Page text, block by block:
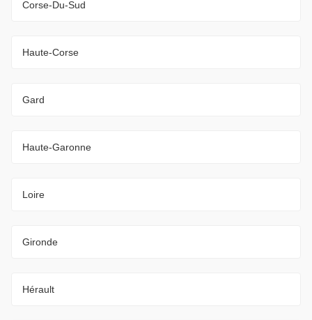
Corse-Du-Sud
Haute-Corse
Gard
Haute-Garonne
Loire
Gironde
Hérault